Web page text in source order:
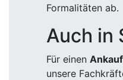
Formalitäten ab.
Auch in
Für einen
unsere